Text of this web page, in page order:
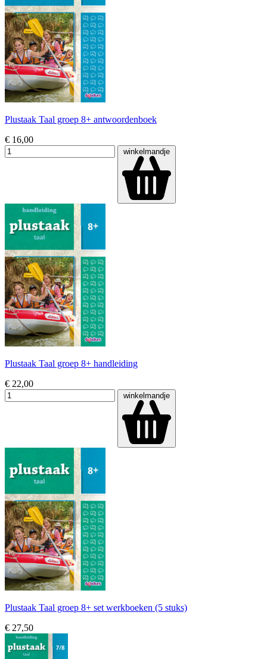
Plustaak Taal groep 8+ antwoordenboek
€ 16,00
winkelmandje
Plustaak Taal groep 8+ handleiding
€ 22,00
winkelmandje
Plustaak Taal groep 8+ set werkboeken (5 stuks)
€ 27,50